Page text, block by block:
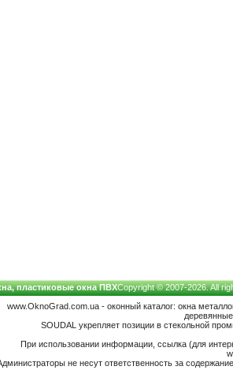
пластиковые окна ПВХCopyright © 2007-2026. All
www.OknoGrad.com.ua - оконный каталог: окна
SOUDAL укрепляет позиции в стекольной
При использовании информации, ссылка (для
не несут ответственность за